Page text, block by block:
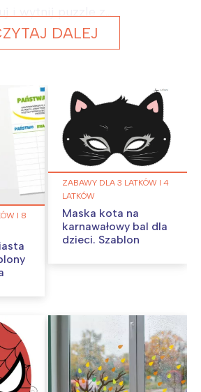
DALEJ
I 8
ZABAWY DLA 3 LATKÓW I 4
LATKÓW
Maska kota na
karnawałowy bal dla
dzieci. Szablon